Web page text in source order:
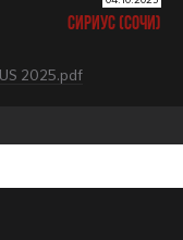
СИРИУС (СОЧИ)
2025.pdf